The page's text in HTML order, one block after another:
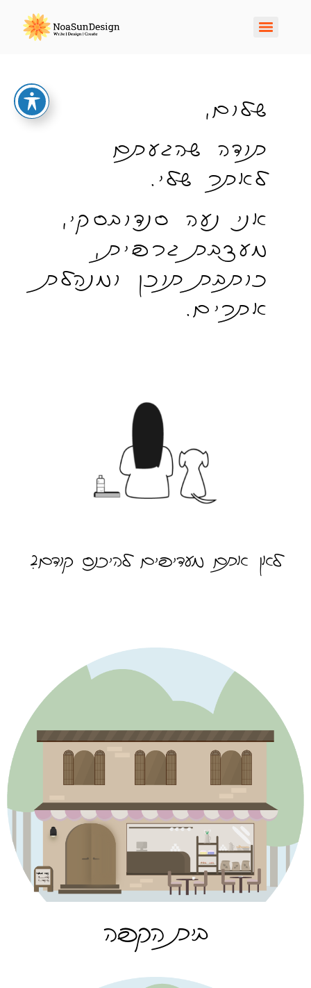
שלום,
תודה שהגעתם
לאתר שלי.
אני נעה סנדובסקי,
מעצבת גרפית,
כותבת תוכן ומנהלת
אתרים.
לאן אתם מעדיפים להיכנס קודם?
בית הקפה